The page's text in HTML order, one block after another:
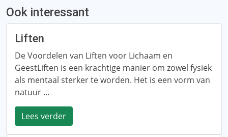
Ook interessant
Liften
De Voordelen van Liften voor Lichaam en
GeestLiften is een krachtige manier om zowel fysiek
als mentaal sterker te worden. Het is een vorm van
natuur ...
Lees verder